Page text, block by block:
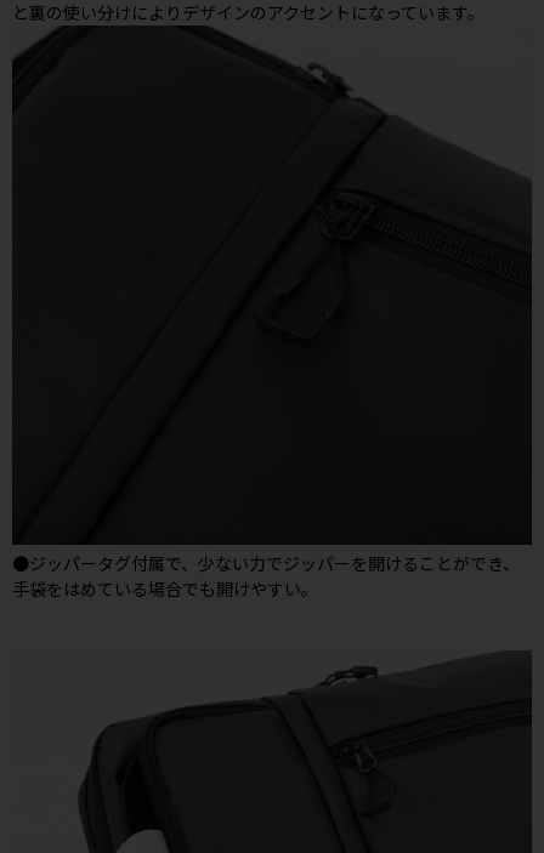
と裏の使い分けによりデザインのアクセントになっています。
●ジッパータグ付属で、少ない力でジッパーを開けることができ、
手袋をはめている場合でも開けやすい。